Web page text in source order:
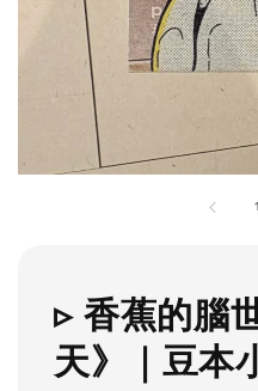
1
▹ 香蕉的腦
天》｜豆本